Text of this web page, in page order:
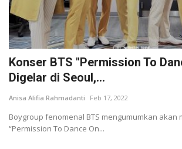
Konser BTS "Permission To
Digelar di Seoul,...
Anisa Alifia Rahmadanti Feb 17, 2022
Boygroup fenomenal BTS mengumumkan akan
“Permission To Dance On...